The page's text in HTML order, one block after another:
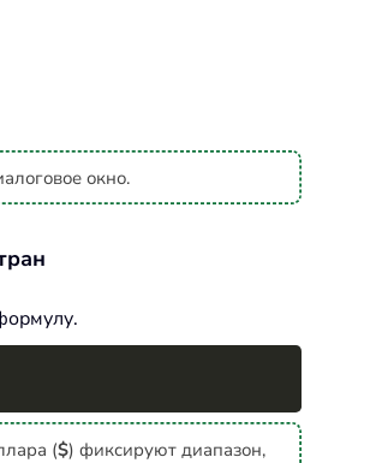
окно.
($) фиксируют диапазон,